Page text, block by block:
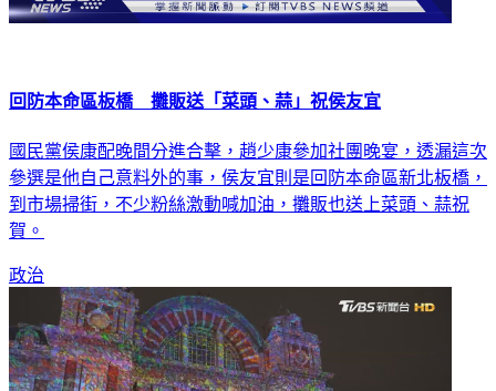
回防本命區板橋 攤販送「菜頭、蒜」祝侯友宜
國民黨侯康配晚間分進合擊，趙少康參加社團晚宴，透漏這次
參選是他自己意料外的事，侯友宜則是回防本命區新北板橋，
到市場掃街，不少粉絲激動喊加油，攤販也送上菜頭、蒜祝
賀。
政治